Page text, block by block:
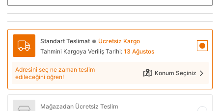
Standart Teslimat ● Ücretsiz Kargo
Tahmini Kargoya Veriliş Tarihi: 13 Ağustos
Adresini seç ne zaman teslim
edileceğini öğren!
Konum Seçiniz
Mağazadan Ücretsiz Teslim